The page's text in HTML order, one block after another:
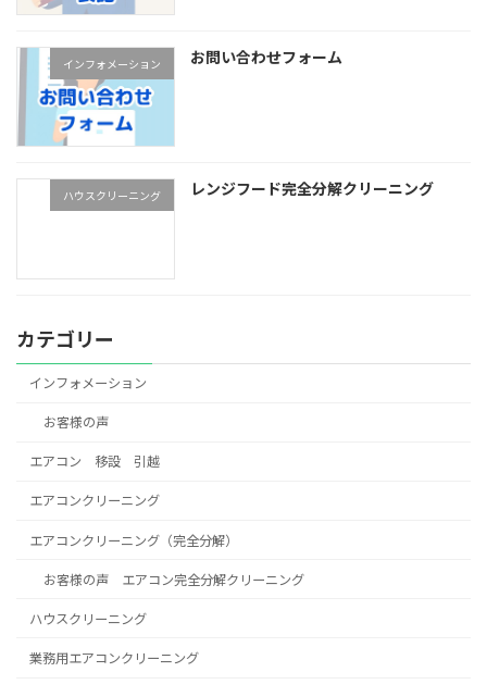
インフォメーション お問い合わせフォーム
ハウスクリーニング レンジフード完全分解クリーニング
カテゴリー
インフォメーション
お客様の声
エアコン 移設 引越
エアコンクリーニング
エアコンクリーニング（完全分解）
お客様の声 エアコン完全分解クリーニング
ハウスクリーニング
業務用エアコンクリーニング